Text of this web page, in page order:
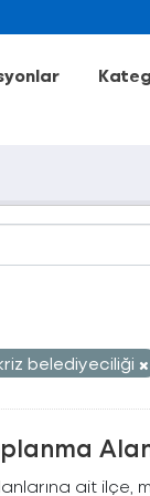
belediyeciliği
ait ilçe,